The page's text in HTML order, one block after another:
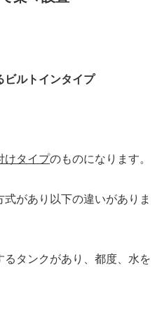
ビルトインタイプ
けタイプのものになります。
があり以下の違いがありま
るタンクがあり、都度、水を